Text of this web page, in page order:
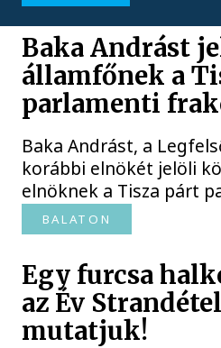
Baka Andrást
államfőnek a
parlamenti
Baka Andrást, a
korábbi elnökét jelöli
elnöknek a Tisza párt
BALATON
Egy furcsa
az Év
mutatjuk!